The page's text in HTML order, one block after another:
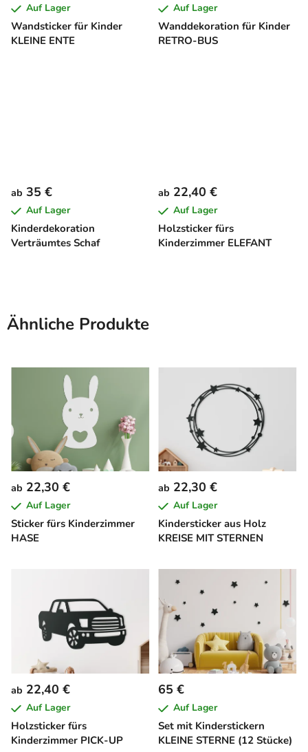
Wandsticker für Kinder
KLEINE ENTE
Auf Lager
Wanddekoration für Kinder
RETRO-BUS
Auf Lager
Kinderdekoration
Verträumtes Schaf
ab 35 €
Auf Lager
Holzsticker fürs
Kinderzimmer ELEFANT
ab 22,40 €
Auf Lager
Ähnliche Produkte
Sticker fürs Kinderzimmer
HASE
ab 22,30 €
Auf Lager
Kindersticker aus Holz
KREISE MIT STERNEN
ab 22,30 €
Auf Lager
Holzsticker fürs
Kinderzimmer PICK-UP
ab 22,40 €
Auf Lager
Set mit Kinderstickern
KLEINE STERNE (12 Stücke)
65 €
Auf Lager